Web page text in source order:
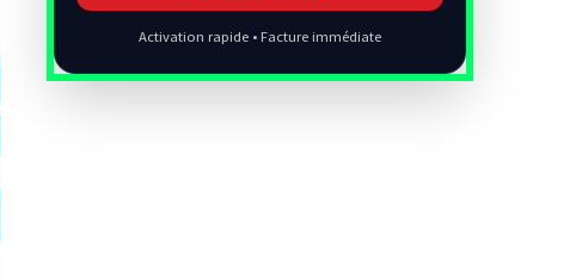
Activation rapide • Facture immédiate